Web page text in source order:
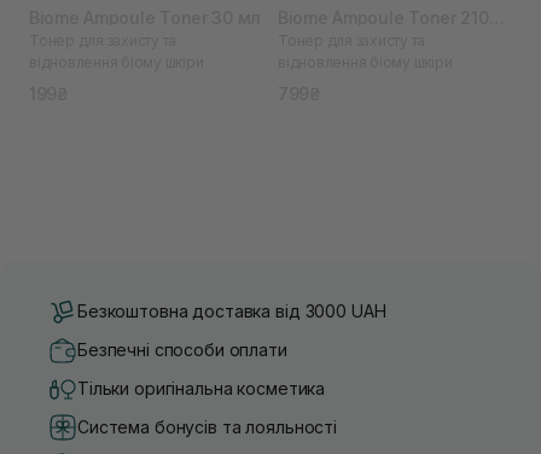
Безкоштовна доставка від 3000 UAH
Безпечні способи оплати
Тільки оригінальна косметика
Система бонусів та лояльності